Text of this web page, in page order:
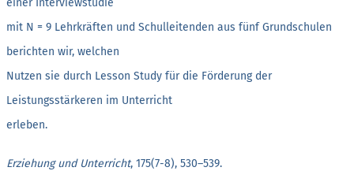
mit N = 9 Lehrkräften und Schulleitenden aus fünf Grundschulen
berichten wir, welchen
Nutzen sie durch Lesson Study für die Förderung der
Leistungsstärkeren im Unterricht
erleben.
Erziehung und Unterricht, 175(7-8), 530–539.